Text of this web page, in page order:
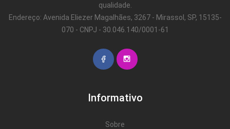
qualidade.
Endereço: Avenida Eliezer Magalhães, 3267 - Mirassol, SP, 15135-
070 - CNPJ - 30.046.140/0001-61
Informativo
Sobre